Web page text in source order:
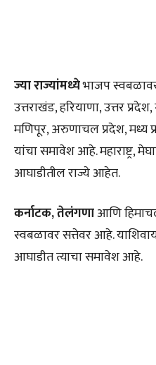
ज्या राज्यांमध्येभाजप
उत्तराखंड, हरियाणा, उत्तर
मणिपूर, अरुणाचल प्रदेश, मध्य
यांचा समावेश आहे. महाराष्ट्र,
आघाडीतील राज्ये आहेत.
कर्नाटक, तेलंगणाआणि
स्वबळावर सत्तेवर आहे.
आघाडीत त्याचा समावेश आहे.